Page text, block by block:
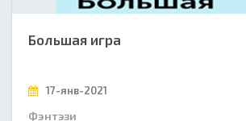
Большая игра
17-янв-2021
Фэнтэзи